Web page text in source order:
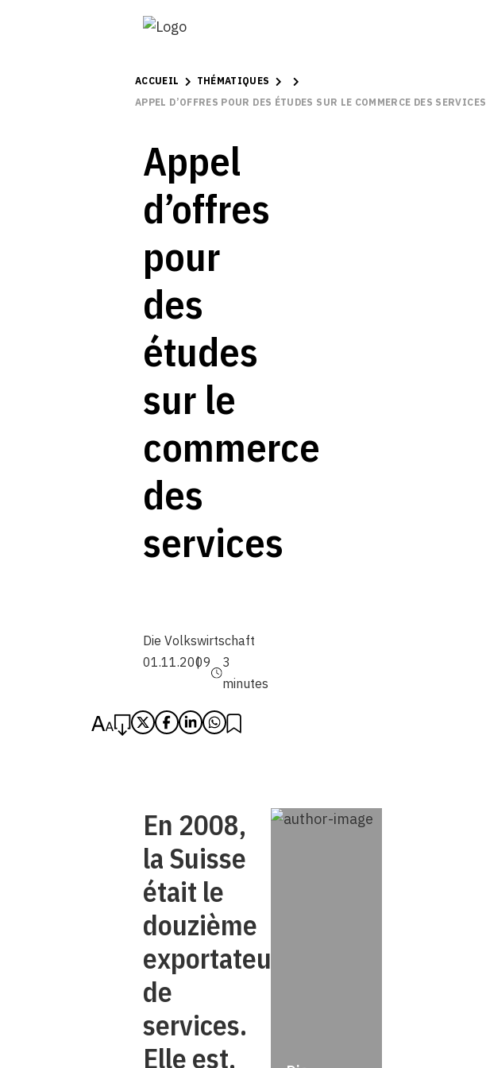
ACCUEIL
THÉMATIQUES
APPEL D’OFFRES POUR DES ÉTUDES SUR LE COMMERCE DES SERVICES
Appel
d’offres
pour
des
études
sur le
commerce
des
services
Die Volkswirtschaft
01.11.2009
3
minutes
En 2008,
la Suisse
était le
douzième
exportateur
de
services.
Elle est,